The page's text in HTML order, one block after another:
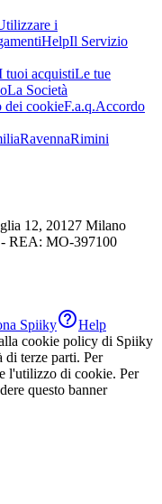
i
HelpIl Servizio
tuoi acquistiLe tue
La Società
dei cookieF.a.q.Accordo
RavennaRimini
12, 20127 Milano
REA: MO-397100
SpiikyHelp
cookie policy di Spiiky
di terze parti. Per
l'utilizzo di cookie. Per
questo banner